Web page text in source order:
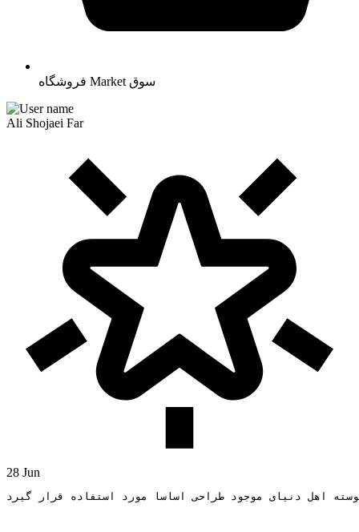
Market سوق
Ali Shojaei Far
28 Jun